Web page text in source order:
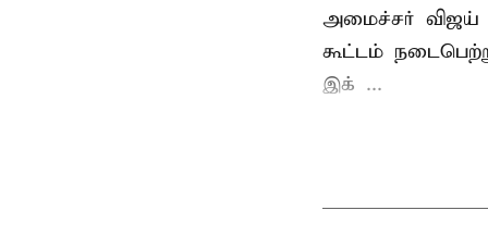
அமைச்சர்
கூட்டம்
இக் ...